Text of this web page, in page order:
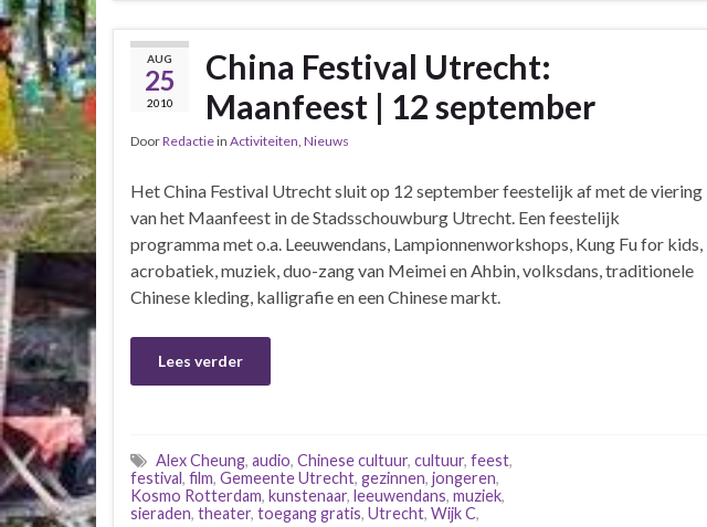
AUG
25
2010
China Festival Utrecht:
Maanfeest | 12 september
DoorRedactiein Activiteiten, Nieuws
Het China Festival Utrecht sluit op 12 september feestelijk af met de viering
van het Maanfeest in de Stadsschouwburg Utrecht. Een feestelijk
programma met o.a. Leeuwendans, Lampionnenworkshops, Kung Fu for kids,
acrobatiek, muziek, duo-zang van Meimei en Ahbin, volksdans, traditionele
Chinese kleding, kalligrafie en een Chinese markt.
Lees verder
Alex Cheung, audio, Chinese cultuur, cultuur, feest,
festival, film, Gemeente Utrecht, gezinnen, jongeren,
Kosmo Rotterdam, kunstenaar, leeuwendans, muziek,
sieraden, theater, toegang gratis, Utrecht, Wijk C,